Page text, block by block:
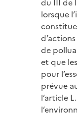
lorsque
constitue
de
et que
pour
prévue
l’article